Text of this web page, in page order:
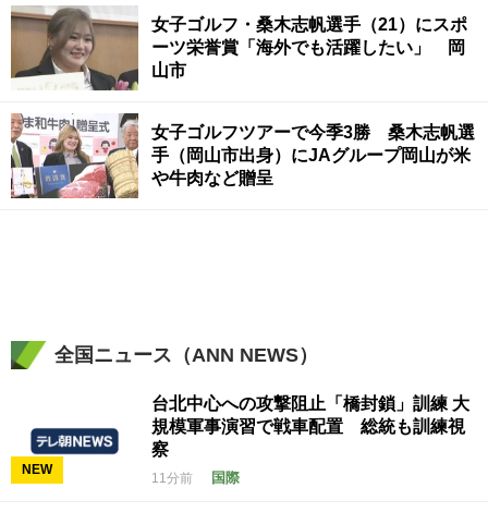
女子ゴルフ・桑木志帆選手（21）にスポ
ーツ栄誉賞「海外でも活躍したい」 岡
山市
女子ゴルフツアーで今季3勝 桑木志帆選
手（岡山市出身）にJAグループ岡山が米
や牛肉など贈呈
全国ニュース（ANN NEWS）
NEW
台北中心への攻撃阻止「橋封鎖」訓練 大
規模軍事演習で戦車配置 総統も訓練視
察
11分前 国際